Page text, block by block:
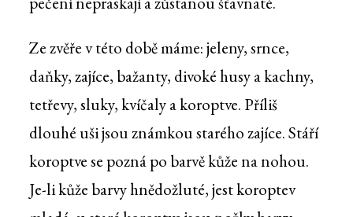
Ze zvěře v této době máme: jeleny, srnce,
daňky, zajíce, bažanty, divoké husy a kachny,
tetřevy, sluky, kvíčaly a koroptve. Příliš
dlouhé uši jsou známkou starého zajíce. Stáří
koroptve se pozná po barvě kůže na nohou.
Je-li kůže barvy hnědožluté, jest koroptev